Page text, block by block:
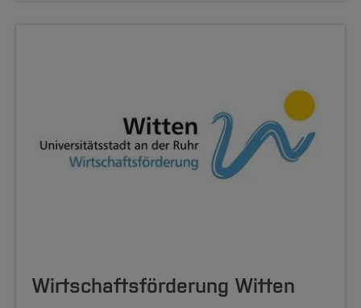
Wirtschaftsförderung Witten